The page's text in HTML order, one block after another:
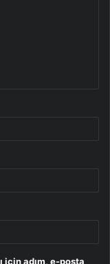
için adım, e-posta